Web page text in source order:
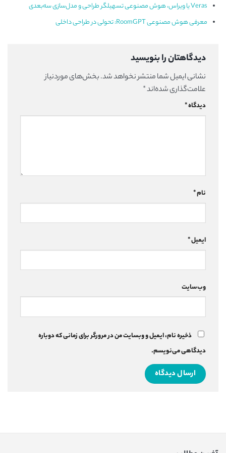
Veras یا ویراس، هوش مصنوعی تسهیلگر طراحی و مدل‌سازی سه‌بعدی
معرفی هوش مصنوعی RoomGPT: تحولی در طراحی داخلی
دیدگاهتان را بنویسید
نشانی ایمیل شما منتشر نخواهد شد.بخش‌های موردنیاز
علامت‌گذاری شده‌اند*
دیدگاه*
نام*
ایمیل*
وب‌سایت
ذخیره نام، ایمیل و وبسایت من در مرورگر برای زمانی که دوباره
دیدگاهی می‌نویسم.